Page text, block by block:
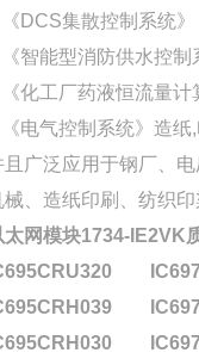
DCS集散控制系统》
智能型消防供水控制
化工厂药液恒流量计
电气控制系统》造
且广泛应用于钢厂、
械、造纸印刷、纺织印
太网模块1734-IE2VK